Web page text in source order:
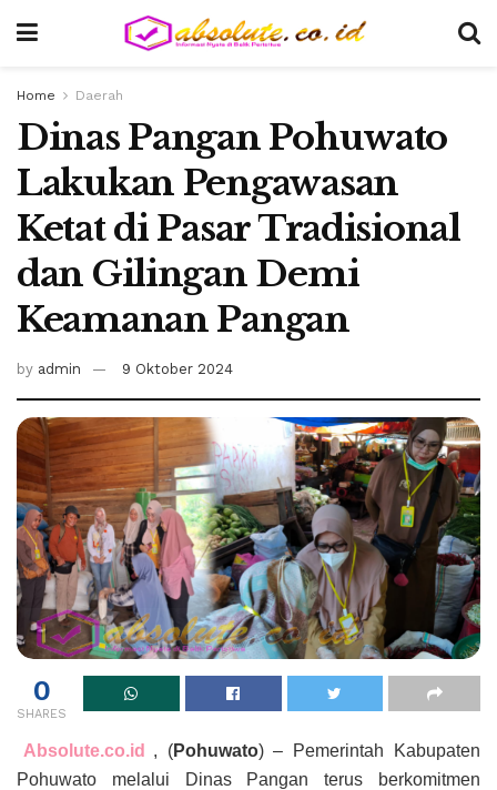
Home Daerah
Dinas Pangan Pohuwato
Lakukan Pengawasan
Ketat di Pasar Tradisional
dan Gilingan Demi
Keamanan Pangan
by admin 9 Oktober 2024
0
SHARES
Absolute.co.id , (Pohuwato) – Pemerintah Kabupaten
Pohuwato melalui Dinas Pangan terus berkomitmen